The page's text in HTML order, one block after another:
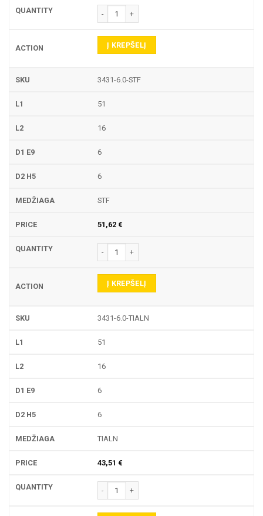
produkto kiekis: 3431 PIRŠTINĖ FREZA
Į KREPŠELĮ
3431-6.0-STF
51
16
6
6
STF
51,62 €
produkto kiekis: 3431 PIRŠTINĖ FREZA
Į KREPŠELĮ
3431-6.0-TIALN
51
16
6
6
TIALN
43,51 €
produkto kiekis: 3431 PIRŠTINĖ FREZA